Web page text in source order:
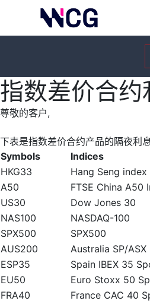
指数差价合
尊敬的客户,
下表是指数差价合约产品的隔夜利
Symbols
Indices
HKG33
Hang Seng index
A50
FTSE China A50
US30
Dow Jones 30
NAS100
NASDAQ-100
SPX500
SPX500
AUS200
Australia SP/
ESP35
Spain IBEX 35
EU50
Euro Stoxx 50
FRA40
France CAC 40